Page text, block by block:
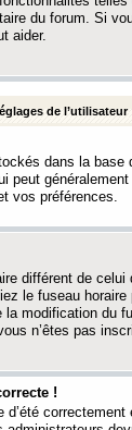
du forum. Si
aider.
de l’utilisateur
dans la base
peut
vos préférences.
différent de
le fuseau
modification du
n’êtes pas
!